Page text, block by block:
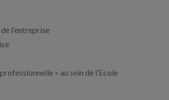
l’entreprise
» au sein de l’Ecole